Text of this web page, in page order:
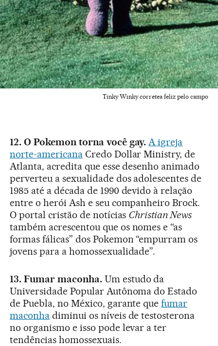
Tinky Winky corretea feliz pelo campo
12. O Pokemon torna você gay. A igreja
norte-americanaCredo Dollar Ministry, de
Atlanta, acredita que esse desenho animado
perverteu a sexualidade dos adolescentes de
1985 até a década de 1990 devido à relação
entre o herói Ash e seu companheiro Brock.
O portal cristão de notícias Christian News
também acrescentou que os nomes e “as
formas fálicas” dos Pokemon “empurram os
jovens para a homossexualidade”.
13. Fumar maconha.Um estudo da
Universidade Popular Autônoma do Estado
de Puebla, no México, garante quefumar
maconhadiminui os níveis de testosterona
no organismo e isso pode levar a ter
tendências homossexuais.